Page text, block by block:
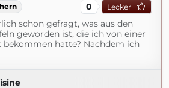
0 Lecker
schon gefragt, was aus den
geworden ist, die ich von einer
bekommen hatte? Nachdem ich